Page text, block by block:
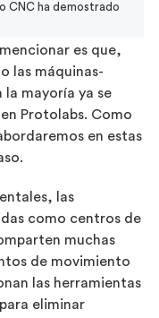
CNC ha demostrado
es que,
las máquinas-
la mayoría ya se
Protolabs. Como
en estas
las
como centros de
muchas
de movimiento
las herramientas
eliminar